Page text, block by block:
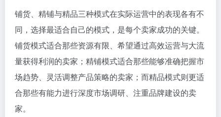
铺货、精铺与精品三种模式在实际运营中的表现各有不
同，选择最适合自己的模式，是每个卖家成功的关键。
铺货模式适合那些资源有限、希望通过高效运营与大流
量获得利润的卖家；精铺模式适合那些能够准确把握市
场趋势、灵活调整产品策略的卖家；而精品模式则更适
合那些有能力进行深度市场调研、注重品牌建设的卖
家。